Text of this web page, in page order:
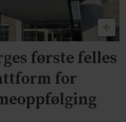
første felles
for